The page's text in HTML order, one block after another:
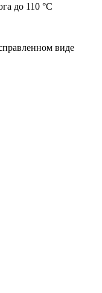
до 110 °C
виде